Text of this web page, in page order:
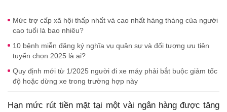
Mức trợ cấp xã hội thấp nhất và cao nhất hàng tháng của người
cao tuổi là bao nhiêu?
10 bệnh miễn đăng ký nghĩa vụ quân sự và đối tượng ưu tiên
tuyển chọn 2025 là ai?
Quy định mới từ 1/2025 người đi xe máy phải bắt buộc giảm tốc
độ hoặc dừng xe trong trường hợp này
Hạn mức rút tiền mặt tại một vài ngân hàng được tăng